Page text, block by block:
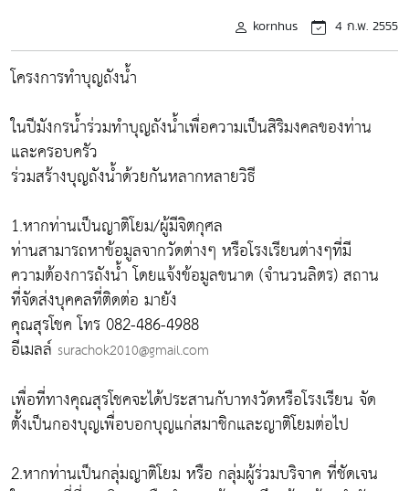
kornhus 4 ก.พ. 2555
โครงการทำบุญถังน้ำ
ในปีมังกรน้ำร่วมทำบุญถังน้ำเพื่อความเป็นสิริมงคลของท่าน
และครอบครัว
ร่วมสร้างบุญถังน้ำด้วยกันหลากหลายวิธี
1.หากท่านเป็นญาติโยม/ผู้มีจิตกุศล
ท่านสามารถหาข้อมูลจากวัดต่างๆ หรือโรงเรียนต่างๆที่มี
ความต้องการถังน้ำ โดยแจ้งข้อมูลขนาด (จำนวนลิตร) สถาน
ที่จัดส่งบุคคลที่ติดต่อ มายัง
คุณสุรโชค โทร 082-486-4988
อีเมลล์ surachok2010@gmail.com
เพื่อที่ทางคุณสุรโชคจะได้ประสานกับาทงวัดหรือโรงเรียน จัด
ตั้งเป็นกองบุญเพื่อบอกบุญแก่สมาชิกและญาติโยมต่อไป
2.หากท่านเป็นกลุ่มญาติโยม หรือ กลุ่มผู้ร่วมบริจาค ที่ชัดเจน